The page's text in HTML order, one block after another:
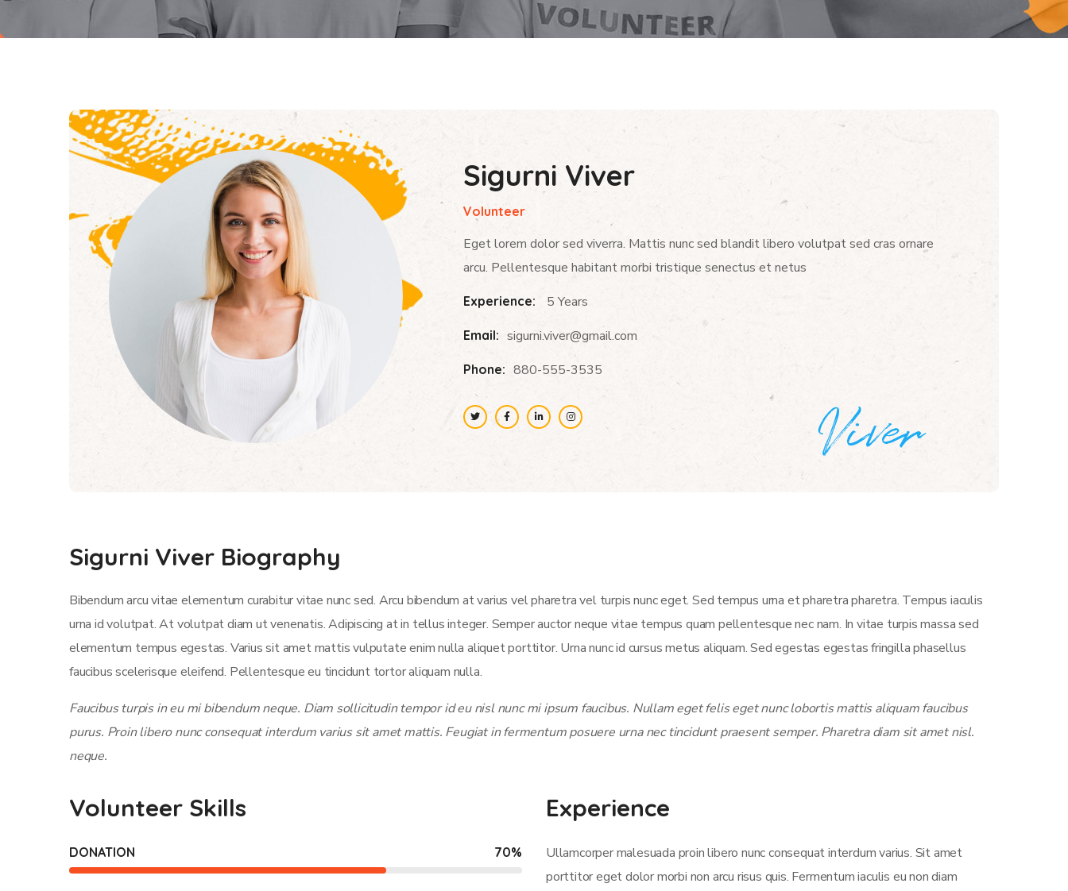
Sigurni Viver
Volunteer
Eget lorem dolor sed viverra. Mattis nunc sed blandit libero volutpat sed cras ornare
arcu. Pellentesque habitant morbi tristique senectus et netus
Experience: 5 Years
Email: sigurni.viver@gmail.com
Phone: 880-555-3535
Sigurni Viver Biography
Bibendum arcu vitae elementum curabitur vitae nunc sed. Arcu bibendum at varius vel pharetra vel turpis nunc eget. Sed tempus urna et pharetra pharetra. Tempus iaculis
urna id volutpat. At volutpat diam ut venenatis. Adipiscing at in tellus integer. Semper auctor neque vitae tempus quam pellentesque nec nam. In vitae turpis massa sed
elementum tempus egestas. Varius sit amet mattis vulputate enim nulla aliquet porttitor. Urna nunc id cursus metus aliquam. Sed egestas egestas fringilla phasellus
faucibus scelerisque eleifend. Pellentesque eu tincidunt tortor aliquam nulla.
Faucibus turpis in eu mi bibendum neque. Diam sollicitudin tempor id eu nisl nunc mi ipsum faucibus. Nullam eget felis eget nunc lobortis mattis aliquam faucibus
purus. Proin libero nunc consequat interdum varius sit amet mattis. Feugiat in fermentum posuere urna nec tincidunt praesent semper. Pharetra diam sit amet nisl.
neque.
Volunteer Skills
DONATION 70%
Experience
Ullamcorper malesuada proin libero nunc consequat interdum varius. Sit amet
porttitor eget dolor morbi non arcu risus quis. Fermentum iaculis eu non diam